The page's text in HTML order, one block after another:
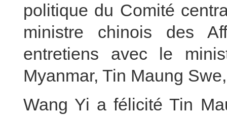
politique du Comité
ministre chinois des
entretiens avec le
Myanmar, Tin Maung
Wang Yi a félicité Tin